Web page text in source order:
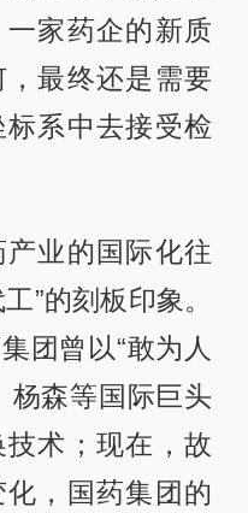
家药企的新质
最终还是需要
系中去接受检
业的国际化往
”的刻板印象。
团曾以“敢为人
杨森等国际巨头
术；现在，故
，国药集团的